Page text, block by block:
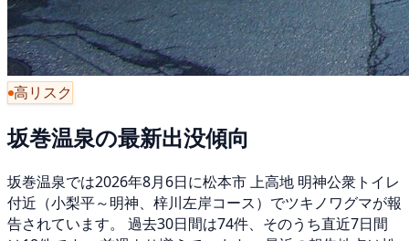
高リスク
坂巻温泉の最新出没傾向
坂巻温泉では2026年8月6日に松本市 上高地 明神公衆トイレ
付近（小梨平～明神、梓川左岸コース）でツキノワグマが報
告されています。 過去30日間は74件、そのうち直近7日間